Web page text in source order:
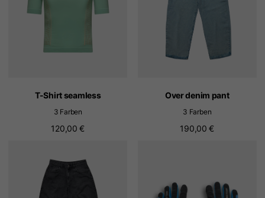
T-Shirt seamless
3 Farben
120,00 €
Over denim pant
3 Farben
190,00 €